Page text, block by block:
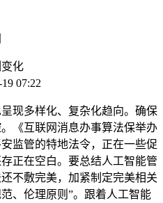
化
07:22
多样化、复杂化趋向。确保
《互联网消息办事算法保举办
监管的特地法令，正在一些促
正在空白。要总结人工智能管
不敷完美，加紧制定完美相关
、伦理原则”。跟着人工智能